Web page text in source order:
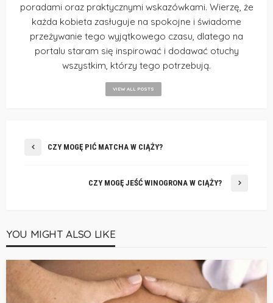
poradami oraz praktycznymi wskazówkami. Wierzę, że
każda kobieta zasługuje na spokojne i świadome
przeżywanie tego wyjątkowego czasu, dlatego na
portalu staram się inspirować i dodawać otuchy
wszystkim, którzy tego potrzebują.
VIEW ALL POSTS
CZY MOGĘ PIĆ MATCHA W CIĄŻY?
CZY MOGĘ JEŚĆ WINOGRONA W CIĄŻY?
YOU MIGHT ALSO LIKE